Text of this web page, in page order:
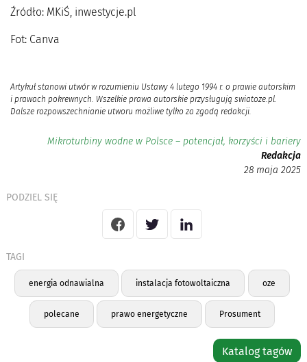
Źródło: MKiŚ, inwestycje.pl
Fot: Canva
Artykuł stanowi utwór w rozumieniu Ustawy 4 lutego 1994 r. o prawie autorskim
i prawach pokrewnych. Wszelkie prawa autorskie przysługują swiatoze.pl.
Dalsze rozpowszechnianie utworu możliwe tylko za zgodą redakcji.
Mikroturbiny wodne w Polsce – potencjał, korzyści i bariery
Redakcja
28 maja 2025
PODZIEL SIĘ
TAGI
energia odnawialna instalacja fotowoltaiczna oze
polecane prawo energetyczne Prosument
Katalog tagów